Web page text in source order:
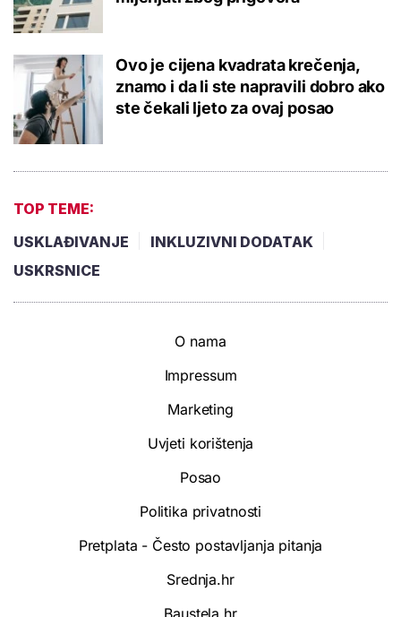
Ovo je cijena kvadrata krečenja,
znamo i da li ste napravili dobro ako
ste čekali ljeto za ovaj posao
TOP TEME:
USKLAĐIVANJE
INKLUZIVNI DODATAK
USKRSNICE
O nama
Impressum
Marketing
Uvjeti korištenja
Posao
Politika privatnosti
Pretplata - Često postavljanja pitanja
Srednja.hr
Baustela.hr